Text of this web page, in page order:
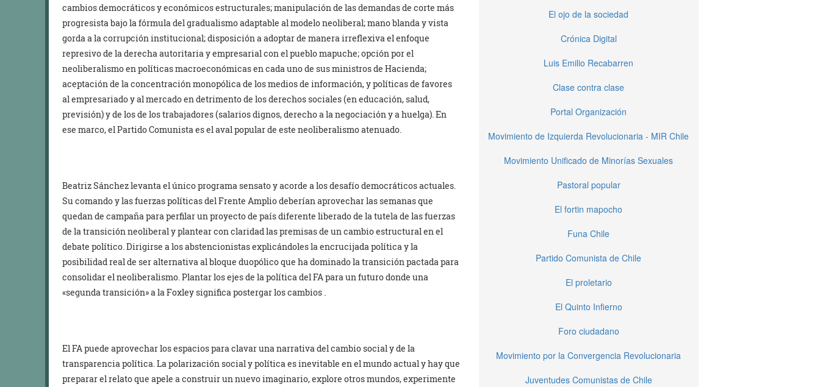
cambios democráticos y económicos estructurales; manipulación de las demandas de corte más
progresista bajo la fórmula del gradualismo adaptable al modelo neoliberal; mano blanda y vista
gorda a la corrupción institucional; disposición a adoptar de manera irreflexiva el enfoque
represivo de la derecha autoritaria y empresarial con el pueblo mapuche; opción por el
neoliberalismo en políticas macroeconómicas en cada uno de sus ministros de Hacienda;
aceptación de la concentración monopólica de los medios de información, y políticas de favores
al empresariado y al mercado en detrimento de los derechos sociales (en educación, salud,
previsión) y de los de los trabajadores (salarios dignos, derecho a la negociación y a huelga). En
ese marco, el Partido Comunista es el aval popular de este neoliberalismo atenuado.
Beatriz Sánchez levanta el único programa sensato y acorde a los desafío democráticos actuales.
Su comando y las fuerzas políticas del Frente Amplio deberían aprovechar las semanas que
quedan de campaña para perfilar un proyecto de país diferente liberado de la tutela de las fuerzas
de la transición neoliberal y plantear con claridad las premisas de un cambio estructural en el
debate político. Dirigirse a los abstencionistas explicándoles la encrucijada política y la
posibilidad real de ser alternativa al bloque duopólico que ha dominado la transición pactada para
consolidar el neoliberalismo. Plantar los ejes de la política del FA para un futuro donde una
«segunda transición» a la Foxley significa postergar los cambios .
El FA puede aprovechar los espacios para clavar una narrativa del cambio social y de la
transparencia política. La polarización social y política es inevitable en el mundo actual y hay que
preparar el relato que apele a construir un nuevo imaginario, explore otros mundos, experimente
El ojo de la sociedad
Crónica Digital
Luis Emilio Recabarren
Clase contra clase
Portal Organización
Movimiento de Izquierda Revolucionaria - MIR Chile
Movimiento Unificado de Minorías Sexuales
Pastoral popular
El fortin mapocho
Funa Chile
Partido Comunista de Chile
El proletario
El Quinto Infierno
Foro ciudadano
Movimiento por la Convergencia Revolucionaria
Juventudes Comunistas de Chile